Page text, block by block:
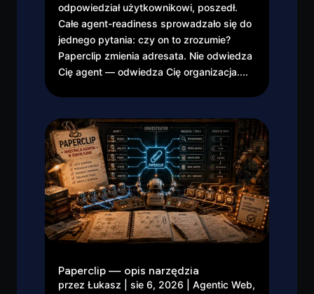
odpowiedział użytkownikowi, poszedł.
Całe agent-readiness sprowadzało się do
jednego pytania: czy on to zrozumie?
Paperclip zmienia adresata. Nie odwiedza
Cię agent — odwiedza Cię organizacja....
Paperclip — opis narzędzia
przez Łukasz sie 6, 2026 Agentic Web,